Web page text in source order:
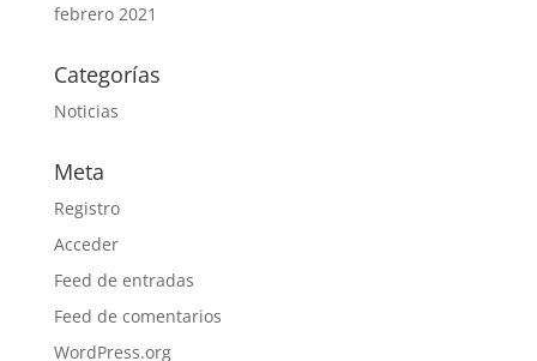
febrero 2021
Categorías
Noticias
Meta
Registro
Acceder
Feed de entradas
Feed de comentarios
WordPress.org